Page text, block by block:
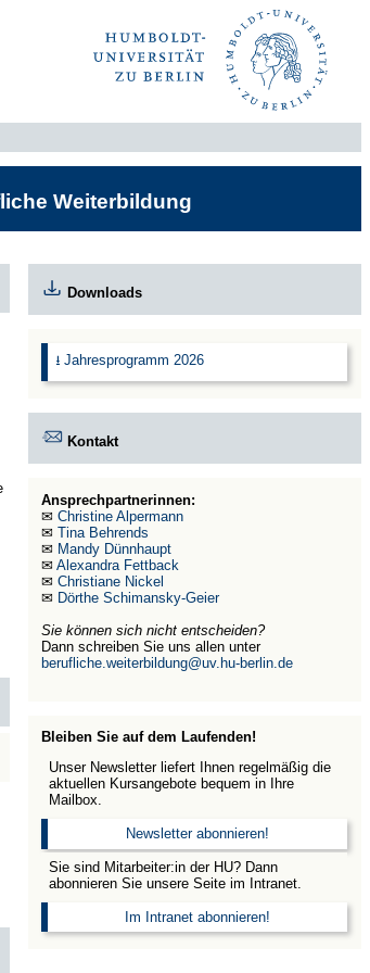
Weiterbildung
Downloads
⭳ Jahresprogramm 2026
Kontakt
Ansprechpartnerinnen:
✉Christine Alpermann
✉Tina Behrends
✉ Mandy Dünnhaupt
✉Alexandra Fettback
✉Christiane Nickel
✉ Dörthe Schimansky-Geier
Sie können sich nicht entscheiden?
Dann schreiben Sie uns allen unter
berufliche.weiterbildung@uv.hu-berlin.de
Bleiben Sie auf dem Laufenden!
Unser Newsletter liefert Ihnen regelmäßig die
aktuellen Kursangebote bequem in Ihre
Mailbox.
Newsletter abonnieren!
Sie sind Mitarbeiter:in der HU? Dann
abonnieren Sie unsere Seite im Intranet.
Im Intranet abonnieren!